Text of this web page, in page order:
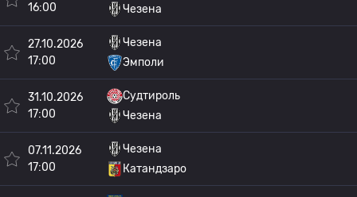
16:00
Чезена
27.10.2026
17:00
Чезена
Эмполи
31.10.2026
17:00
Судтироль
Чезена
07.11.2026
17:00
Чезена
Катандзаро